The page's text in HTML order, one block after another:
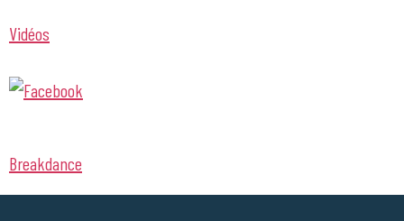
Vidéos
Breakdance